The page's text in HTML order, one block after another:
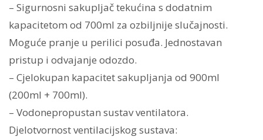
– Sigurnosni sakupljač tekućina s dodatnim
kapacitetom od 700ml za ozbiljnije slučajnosti.
Moguće pranje u perilici posuđa. Jednostavan
pristup i odvajanje odozdo.
– Cjelokupan kapacitet sakupljanja od 900ml
(200ml + 700ml).
– Vodonepropustan sustav ventilatora.
Djelotvornost ventilacijskog sustava: